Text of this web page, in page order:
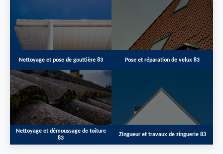
Nettoyage et pose de gouttière 83 Pose et réparation de velux 83
Nettoyage et démoussage de toiture
83
Zingueur et travaux de zinguerie 83